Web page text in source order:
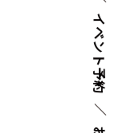
イベント
予約